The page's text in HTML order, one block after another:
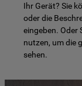
Ihr Gerät? Sie
oder die
eingeben. Oder
nutzen, um die
sehen.